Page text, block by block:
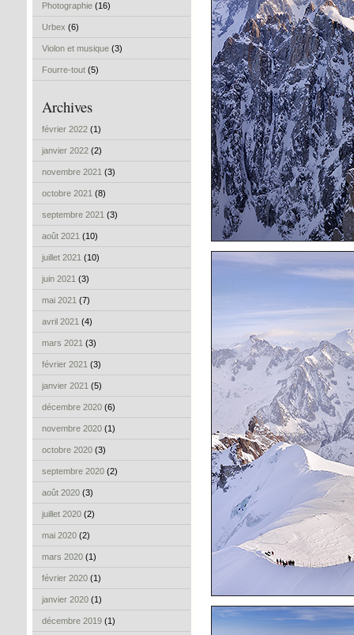
Photographie (16)
Urbex (6)
Violon et musique (3)
Fourre-tout (5)
Archives
février 2022 (1)
janvier 2022 (2)
novembre 2021 (3)
octobre 2021 (8)
septembre 2021 (3)
août 2021 (10)
juillet 2021 (10)
juin 2021 (3)
mai 2021 (7)
avril 2021 (4)
mars 2021 (3)
février 2021 (3)
janvier 2021 (5)
décembre 2020 (6)
novembre 2020 (1)
octobre 2020 (3)
septembre 2020 (2)
août 2020 (3)
juillet 2020 (2)
mai 2020 (2)
mars 2020 (1)
février 2020 (1)
janvier 2020 (1)
décembre 2019 (1)